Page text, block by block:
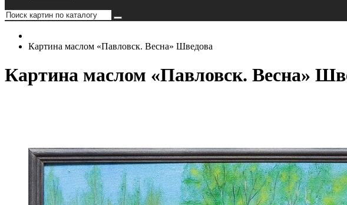
Картина маслом «Павловск. Весна» Шведова
Картина маслом «Павловск. Весна»